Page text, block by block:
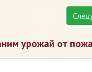
урожай от